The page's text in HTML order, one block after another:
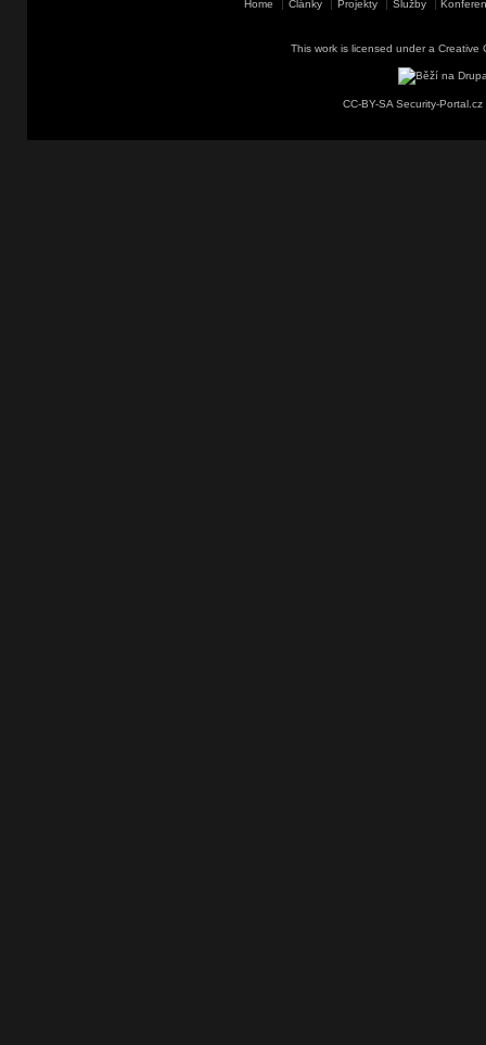
Home Články Projekty Služby
This work is licensed under a Creative
CC-BY-SA Security-